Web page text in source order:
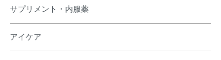
サプリメント・内服薬
アイケア